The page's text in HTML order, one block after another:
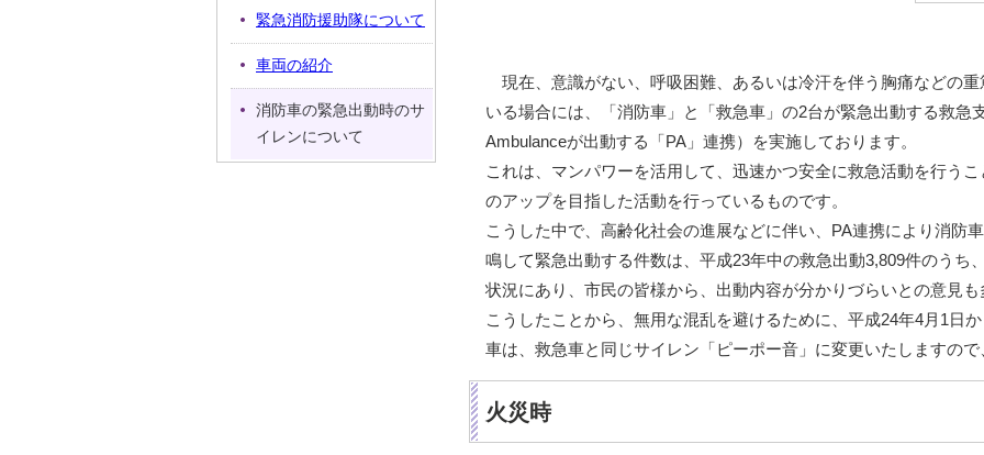
現在、意識がない、呼吸困難、あるいは冷汗を伴う胸痛などの
いる場合には、「消防車」と「救急車」の2台が緊急出動する救急
Ambulanceが出動する「PA」連携）を実施しております。
これは、マンパワーを活用して、迅速かつ安全に救急活動を行う
のアップを目指した活動を行っているものです。
こうした中で、高齢化社会の進展などに伴い、PA連携により消防
鳴して緊急出動する件数は、平成23年中の救急出動3,809件のうち
状況にあり、市民の皆様から、出動内容が分かりづらいとの意見
こうしたことから、無用な混乱を避けるために、平成24年4月1日
車は、救急車と同じサイレン「ピーポー音」に変更いたしますの
火災時
緊急消防援助隊について
車両の紹介
消防車の緊急出動時のサ
イレンについて